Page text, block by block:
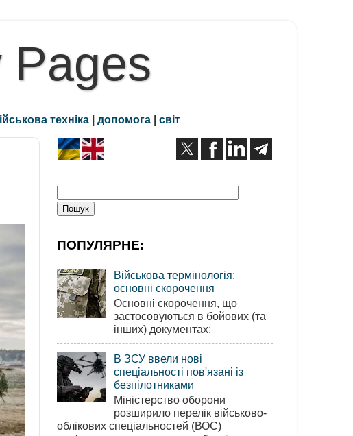
Pages
техніка | допомога | світ
ПОПУЛЯРНЕ:
Військова термінологія:
основні скорочення
Основні скорочення, що
застосовуються в бойових (та
інших) документах:
В ЗСУ ввели нові
спеціальності пов'язані із
безпілотниками
Міністерство оборони
розширило перелік військово-
облікових спеціальностей (ВОС)